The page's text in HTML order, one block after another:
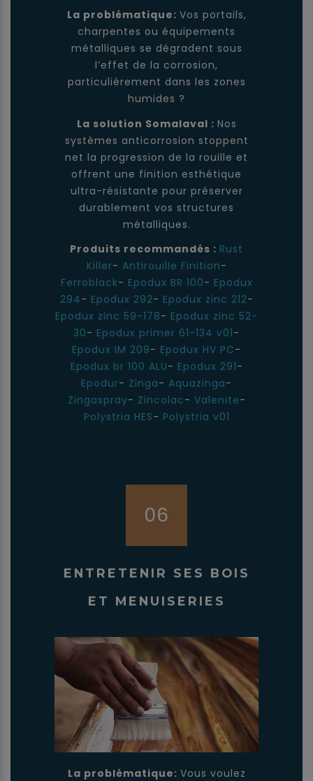
La problématique: Vos portails,
charpentes ou équipements
métalliques se dégradent sous
l’effet de la corrosion,
particulièrement dans les zones
humides ?
La solution Somalaval : Nos
systèmes anticorrosion stoppent
net la progression de la rouille et
offrent une finition esthétique
ultra-résistante pour préserver
durablement vos structures
métalliques.
Produits recommandés : Rust
Killer- Antirouille Finition-
Ferroblack- Epodux BR 100- Epodux
294- Epodux 292- Epodux zinc 212-
Epodux zinc 59-178- Epodux zinc 52-
30- Epodux primer 61-134 v01-
Epodux IM 209- Epodux HV PC-
Epodux br 100 ALU- Epodux 291-
Epodur- Zinga- Aquazinga-
Zingaspray- Zincolac- Valenite-
Polystria HES- Polystria v01
06
ENTRETENIR SES BOIS
ET MENUISERIES
La problématique: Vous voulez